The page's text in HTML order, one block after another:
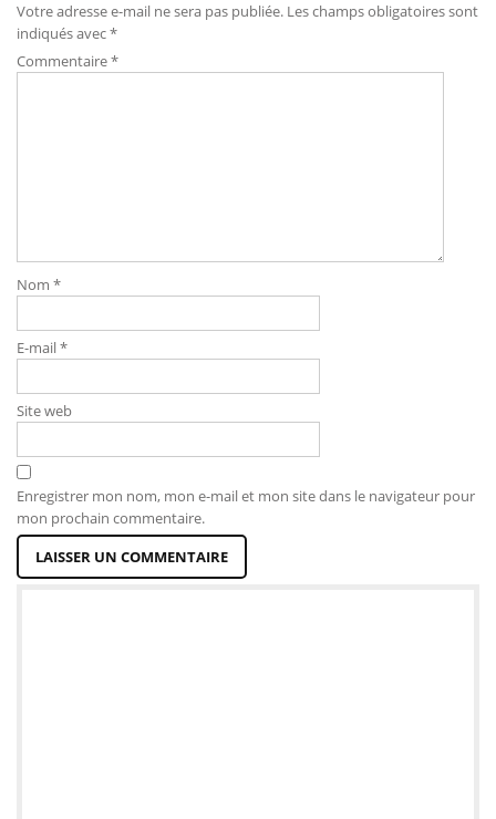
Votre adresse e-mail ne sera pas publiée. Les champs obligatoires sont
indiqués avec*
Commentaire*
Nom *
E-mail*
Site web
Enregistrer mon nom, mon e-mail et mon site dans le navigateur pour
mon prochain commentaire.